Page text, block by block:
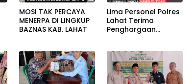
MOSI TAK PERCAYA
MENERPA DI LINGKUP
BAZNAS KAB. LAHAT
Lima Personel Polres
Lahat Terima
Penghargaan